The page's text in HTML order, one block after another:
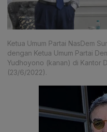
Ketua Umum Partai NasDem
dengan Ketua Umum Partai
Yudhoyono (kanan) di Kantor
(23/6/2022).